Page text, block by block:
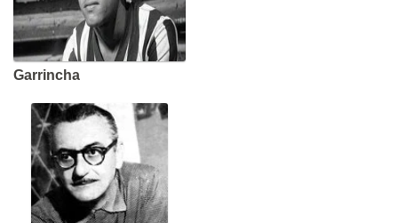
Garrincha